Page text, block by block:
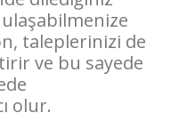
taleplerinizi de
ve bu sayede
olur.